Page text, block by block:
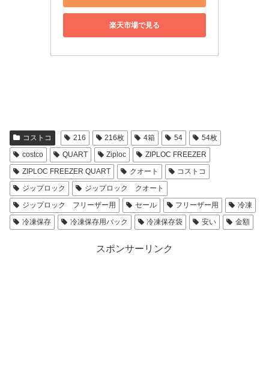
楽天市場で見る
コストコ 216 216枚 4箱 54
54枚
costco
QUART Ziploc
ZIPLOC FREEZER
ZIPLOC FREEZER QUART
クオート
コストコ
ジップロック
ジップロック クオート
ジップロック フリーザー用
セール フリーザー用
冷凍
冷凍保存
冷凍保存用バック 冷凍保存袋 安い 金額
スポンサーリンク